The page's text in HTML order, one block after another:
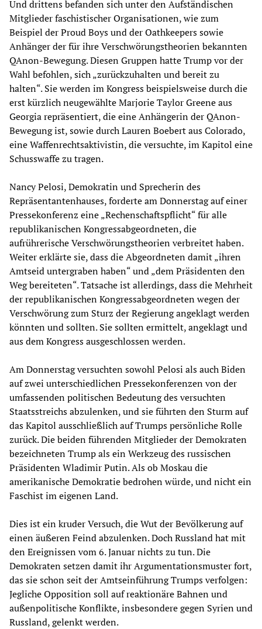
Und drittens befanden sich unter den Aufständischen
Mitglieder faschistischer Organisationen, wie zum
Beispiel der Proud Boys und der Oathkeepers sowie
Anhänger der für ihre Verschwörungstheorien bekannten
QAnon-Bewegung. Diesen Gruppen hatte Trump vor der
Wahl befohlen, sich „zurückzuhalten und bereit zu
halten“. Sie werden im Kongress beispielsweise durch die
erst kürzlich neugewählte Marjorie Taylor Greene aus
Georgia repräsentiert, die eine Anhängerin der QAnon-
Bewegung ist, sowie durch Lauren Boebert aus Colorado,
eine Waffenrechtsaktivistin, die versuchte, im Kapitol eine
Schusswaffe zu tragen.
Nancy Pelosi, Demokratin und Sprecherin des
Repräsentantenhauses, forderte am Donnerstag auf einer
Pressekonferenz eine „Rechenschaftspflicht“ für alle
republikanischen Kongressabgeordneten, die
aufrührerische Verschwörungstheorien verbreitet haben.
Weiter erklärte sie, dass die Abgeordneten damit „ihren
Amtseid untergraben haben“ und „dem Präsidenten den
Weg bereiteten“. Tatsache ist allerdings, dass die Mehrheit
der republikanischen Kongressabgeordneten wegen der
Verschwörung zum Sturz der Regierung angeklagt werden
könnten und sollten. Sie sollten ermittelt, angeklagt und
aus dem Kongress ausgeschlossen werden.
Am Donnerstag versuchten sowohl Pelosi als auch Biden
auf zwei unterschiedlichen Pressekonferenzen von der
umfassenden politischen Bedeutung des versuchten
Staatsstreichs abzulenken, und sie führten den Sturm auf
das Kapitol ausschließlich auf Trumps persönliche Rolle
zurück. Die beiden führenden Mitglieder der Demokraten
bezeichneten Trump als ein Werkzeug des russischen
Präsidenten Wladimir Putin. Als ob Moskau die
amerikanische Demokratie bedrohen würde, und nicht ein
Faschist im eigenen Land.
Dies ist ein kruder Versuch, die Wut der Bevölkerung auf
einen äußeren Feind abzulenken. Doch Russland hat mit
den Ereignissen vom 6. Januar nichts zu tun. Die
Demokraten setzen damit ihr Argumentationsmuster fort,
das sie schon seit der Amtseinführung Trumps verfolgen:
Jegliche Opposition soll auf reaktionäre Bahnen und
außenpolitische Konflikte, insbesondere gegen Syrien und
Russland, gelenkt werden.